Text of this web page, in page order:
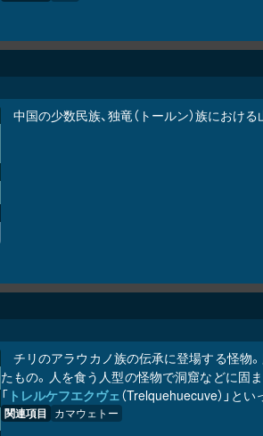
中国の少数民族、独竜（トールン）族における
チリのアラウカノ族の伝承に登場する怪物
たもの。人を食う人型の怪物で洞窟などに固
「 トレルケフエクヴェ（Trelquehuecuve）」と
関連項目 カマウェトー